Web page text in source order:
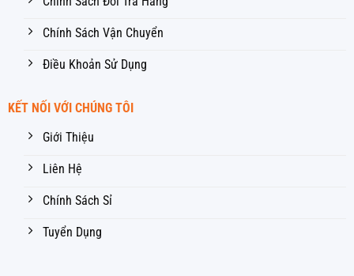
Chính Sách Vận Chuyển
Điều Khoản Sử Dụng
KẾT NỐI VỚI CHÚNG TÔI
Giới Thiệu
Liên Hệ
Chính Sách Sỉ
Tuyển Dụng